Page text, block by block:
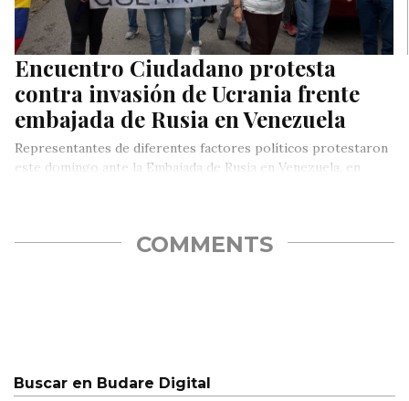
Encuentro Ciudadano protesta
contra invasión de Ucrania frente
embajada de Rusia en Venezuela
Representantes de diferentes factores políticos protestaron
este domingo ante la Embajada de Rusia en Venezuela, en
COMMENTS
Buscar en Budare Digital